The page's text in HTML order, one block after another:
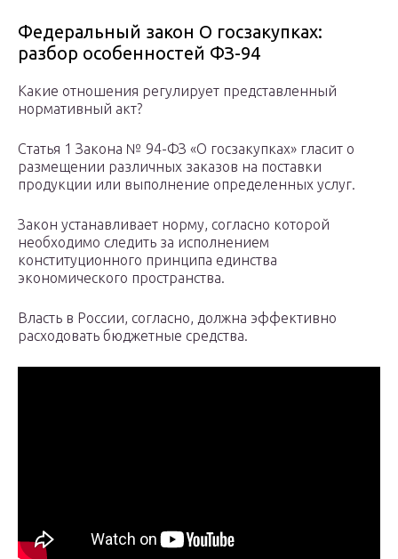
Федеральный закон О госзакупках:
разбор особенностей ФЗ-94
Какие отношения регулирует представленный
нормативный акт?
Статья 1 Закона № 94-ФЗ «О госзакупках» гласит о
размещении различных заказов на поставки
продукции или выполнение определенных услуг.
Закон устанавливает норму, согласно которой
необходимо следить за исполнением
конституционного принципа единства
экономического пространства.
Власть в России, согласно, должна эффективно
расходовать бюджетные средства.